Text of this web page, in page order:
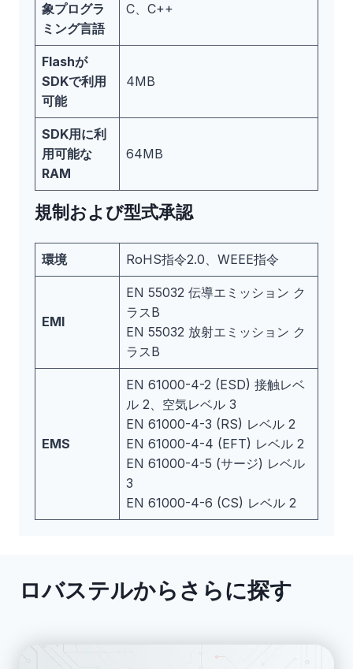
象プログラ
ミング言語
C、C++
Flashが
SDKで利用
可能
4MB
SDK用に利
用可能な
RAM
64MB
規制および型式承認
環境 RoHS指令2.0、WEEE指令
EMI
EN 55032 伝導エミッション ク
ラスB
EN 55032 放射エミッション ク
ラスB
EMS
EN 61000-4-2 (ESD) 接触レベ
ル 2、空気レベル 3
EN 61000-4-3 (RS) レベル 2
EN 61000-4-4 (EFT) レベル 2
EN 61000-4-5 (サージ) レベル
3
EN 61000-4-6 (CS) レベル 2
ロバステルからさらに探す